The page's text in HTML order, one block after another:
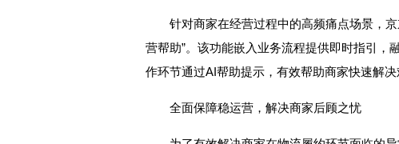
针对商家在经营过程中的高频痛点场景，
营帮助”。该功能嵌入业务流程提供即时指引，
作环节通过AI帮助提示，有效帮助商家快速解
全面保障稳运营，解决商家后顾之忧